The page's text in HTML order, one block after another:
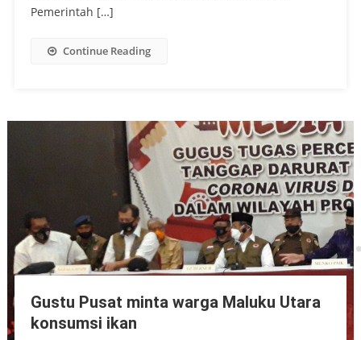
Pemerintah […]
Continue Reading
Gustu Pusat minta warga Maluku Utara
konsumsi ikan